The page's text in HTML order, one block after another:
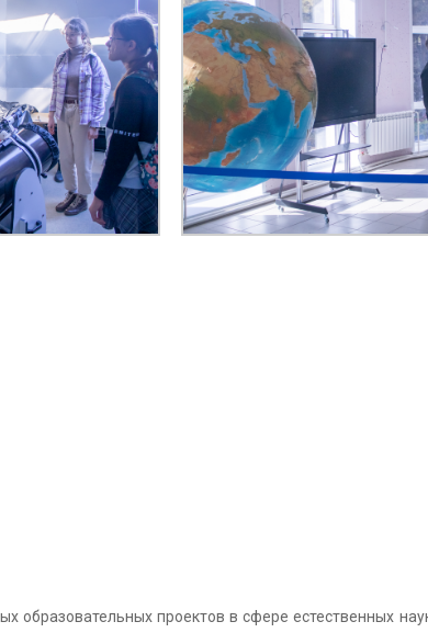
образовательных проектов в сфере естественных